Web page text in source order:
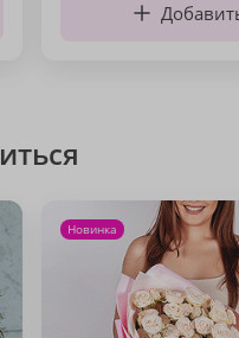
Новинка